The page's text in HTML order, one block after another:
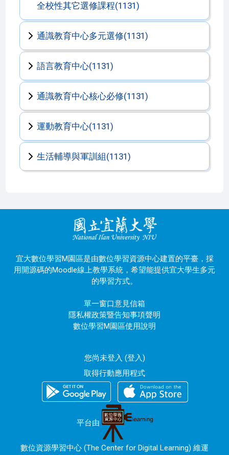
全校性其它選修課程(1131)
通識教育中心多元選修(1131)
語言教育中心(1131)
通識教育中心核心必修(1131)
運動教育中心(1131)
生活輔導與軍訓組(1131)
宜大數位學習M園區是由數位學習資源中心建置的平臺，採
用開源碼的Moodle線上教學系統，希望能提供宜大學生多元
的學習方式。
單一窗口意見信箱
隱私權政策暨告知事項聲明
數位學習M園區使用說明
您尚未登入 (登入)
取得行動應用程式
平台由
數位資源學習中心 (The Center for Digital Learning) 維運